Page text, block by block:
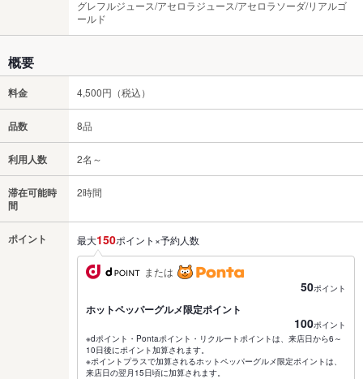
グレフルジュース/アセロラジュース/アセロラソーダ/リアルゴ
ールド
概要
料金 4,500円（税込）
品数 8品
利用人数 2名～
滞在可能時
間
2時間
ポイント 最大150ポイント×予約人数
または
50ポイント
ホットペッパーグルメ限定ポイント
100ポイント
※dポイント・Pontaポイント・リクルートポイントは、来店日から6～
10日後にポイント加算されます。
※ポイントプラスで加算されるホットペッパーグルメ限定ポイントは、
来店日の翌月15日頃に加算されます。